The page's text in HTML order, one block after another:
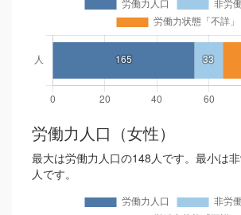
労働力人口（女性）
最大は労働力人口の148人です。最小は
人です。